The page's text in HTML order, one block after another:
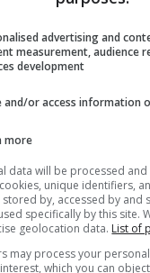
fotoja u bë virale
Yjet 26/06/2025
Jaden Smith
vona – dyshohet
Yjet
1
advertising and
measurement, audience
development
and/or access information
more
data will be processed
unique identifiers,
stored by, accessed by and
specifically by this site.
geolocation data. List of
may process your
which you can